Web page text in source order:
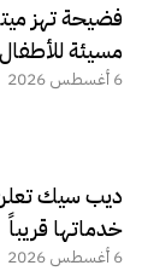
فضيحة تهز
مسيئة
6 أغسطس 2026
ديب سيك تعلن
خدماتها قريباً
6 أغسطس 2026